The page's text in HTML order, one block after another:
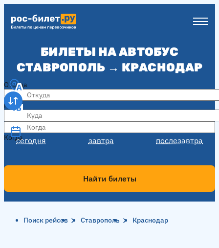
БИЛЕТЫ НА АВТОБУС
СТАВРОПОЛЬ → КРАСНОДАР
Откуда
Куда
Когда
сегодня завтра послезавтра
Когда
Найти билеты
Поиск рейсов Ставрополь Краснодар